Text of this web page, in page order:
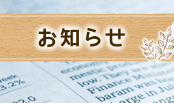
お知らせ